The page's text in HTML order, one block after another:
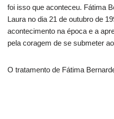
foi isso que aconteceu. Fátima
Laura no dia 21 de outubro de
acontecimento na época e a
pela coragem de se submeter
O tratamento de Fátima